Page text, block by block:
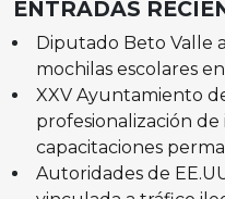
ENTRADAS
Diputado Beto Valle
mochilas escolares
XXV Ayuntamiento
profesionalización
capacitaciones
Autoridades de